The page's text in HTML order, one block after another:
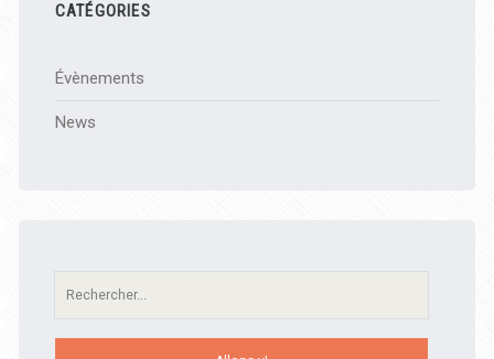
CATÉGORIES
Évènements
News
Recherche: